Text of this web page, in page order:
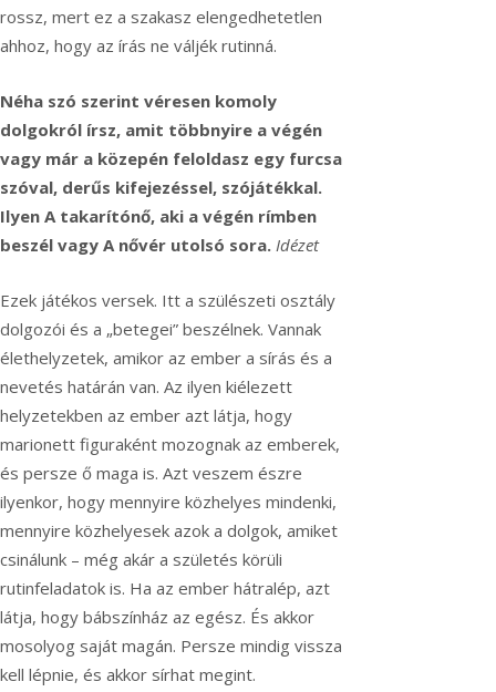
rossz, mert ez a szakasz elengedhetetlen
ahhoz, hogy az írás ne váljék rutinná.
Néha szó szerint véresen komoly
dolgokról írsz, amit többnyire a végén
vagy már a közepén feloldasz egy furcsa
szóval, derűs kifejezéssel, szójátékkal.
Ilyen A takarítónő, aki a végén rímben
beszél vagy A nővér utolsó sora. Idézet
Ezek játékos versek. Itt a szülészeti osztály
dolgozói és a „betegei” beszélnek. Vannak
élethelyzetek, amikor az ember a sírás és a
nevetés határán van. Az ilyen kiélezett
helyzetekben az ember azt látja, hogy
marionett figuraként mozognak az emberek,
és persze ő maga is. Azt veszem észre
ilyenkor, hogy mennyire közhelyes mindenki,
mennyire közhelyesek azok a dolgok, amiket
csinálunk – még akár a születés körüli
rutinfeladatok is. Ha az ember hátralép, azt
látja, hogy bábszínház az egész. És akkor
mosolyog saját magán. Persze mindig vissza
kell lépnie, és akkor sírhat megint.